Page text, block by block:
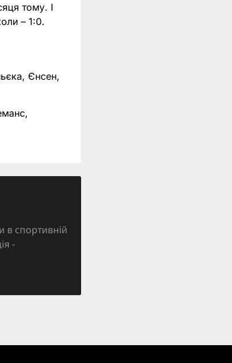
тому. І
– 1:0.
Єнсен,
в спортивній
-